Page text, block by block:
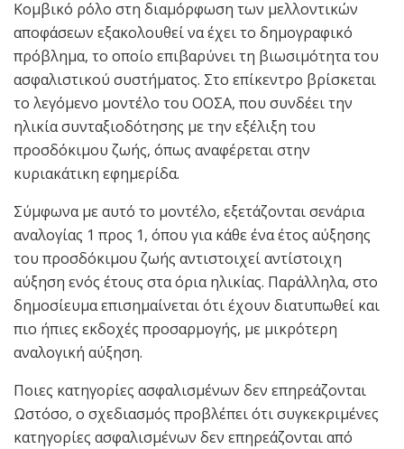
Κομβικό ρόλο στη διαμόρφωση των μελλοντικών
αποφάσεων εξακολουθεί να έχει το δημογραφικό
πρόβλημα, το οποίο επιβαρύνει τη βιωσιμότητα του
ασφαλιστικού συστήματος. Στο επίκεντρο βρίσκεται
το λεγόμενο μοντέλο του ΟΟΣΑ, που συνδέει την
ηλικία συνταξιοδότησης με την εξέλιξη του
προσδόκιμου ζωής, όπως αναφέρεται στην
κυριακάτικη εφημερίδα.
Σύμφωνα με αυτό το μοντέλο, εξετάζονται σενάρια
αναλογίας 1 προς 1, όπου για κάθε ένα έτος αύξησης
του προσδόκιμου ζωής αντιστοιχεί αντίστοιχη
αύξηση ενός έτους στα όρια ηλικίας. Παράλληλα, στο
δημοσίευμα επισημαίνεται ότι έχουν διατυπωθεί και
πιο ήπιες εκδοχές προσαρμογής, με μικρότερη
αναλογική αύξηση.
Ποιες κατηγορίες ασφαλισμένων δεν επηρεάζονται
Ωστόσο, ο σχεδιασμός προβλέπει ότι συγκεκριμένες
κατηγορίες ασφαλισμένων δεν επηρεάζονται από